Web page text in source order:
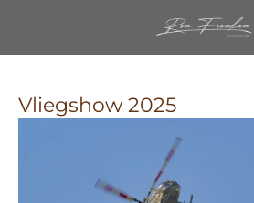
de
hoofdinhoud
Vliegshow 2025